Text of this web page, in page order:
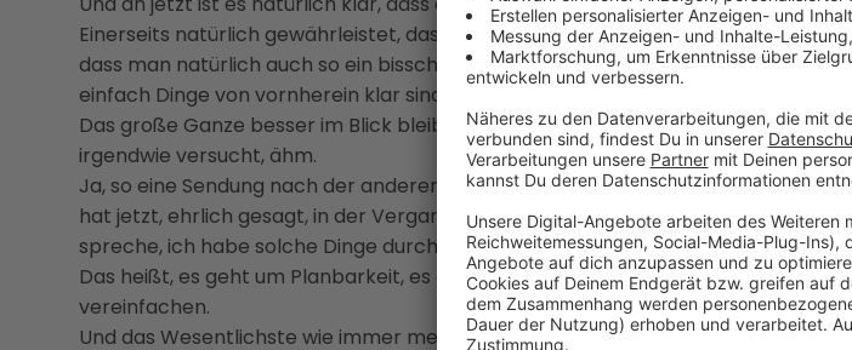
Einerseits natürlich gewährleistet, dass man ja durchgängig bleibt, in den
dass man natürlich auch so ein bisschen den Stress herausnimmt äh in der
einfach Dinge von vornherein klar sind und
Das große Ganze besser im Blick bleibt, weil bei so aktionistischen Aktionen, wo
irgendwie versucht, ähm.
Ja, so eine Sendung nach der anderen rauszuklopfen äh im Prinzip, dass
hat jetzt, ehrlich gesagt, in der Vergangenheit eher weniger gut funktioniert. Ich
spreche, ich habe solche Dinge durchaus auch schon probiert in der
Das heißt, es geht um Planbarkeit, es geht darum, auch den Produktionsprozess
vereinfachen.
Und das Wesentlichste wie immer mein ständiges Lieblingsthema, es geht